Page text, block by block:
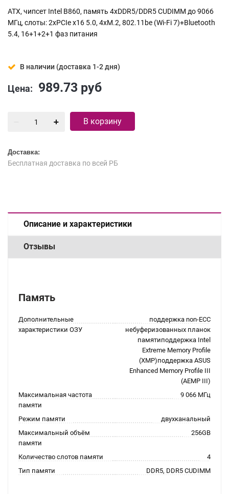
ATX, чипсет Intel B860, память 4xDDR5/DDR5 CUDIMM до 9066
МГц, слоты: 2xPCIe x16 5.0, 4xM.2, 802.11be (Wi-Fi 7)+Bluetooth
5.4, 16+1+2+1 фаз питания
В наличии (доставка 1-2 дня)
Цена: 989.73 руб
В корзину
Доставка:
Бесплатная доставка по всей РБ
Описание и характеристики
Отзывы
Память
Дополнительные
характеристики ОЗУ
поддержка non-ECC
небуферизованных планок
памятиподдержка Intel
Extreme Memory Profile
(XMP)поддержка ASUS
Enhanced Memory Profile III
(AEMP III)
Максимальная частота
памяти
9 066 МГц
Режим памяти
двухканальный
Максимальный объём
памяти
256GB
Количество слотов памяти
4
Тип памяти
DDR5, DDR5 CUDIMM